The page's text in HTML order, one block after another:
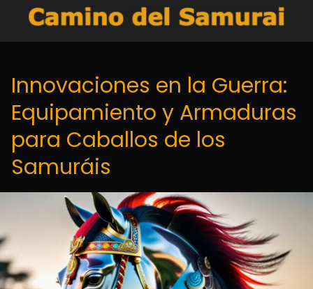
Innovaciones en la Guerra:
Equipamiento y Armaduras
para Caballos de los
Samuráis